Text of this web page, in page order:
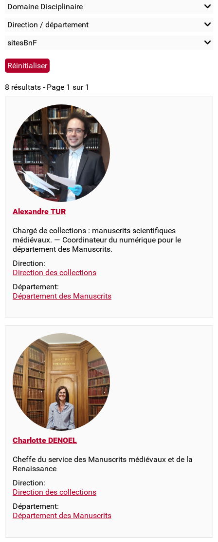
Domaine Disciplinaire
Direction / département
sitesBnF
8 résultats - Page 1 sur 1
Alexandre TUR
Chargé de collections : manuscrits scientifiques
médiévaux. — Coordinateur du numérique pour le
département des Manuscrits.
Direction:
Direction des collections
Département:
Département des Manuscrits
Charlotte DENOEL
Cheffe du service des Manuscrits médiévaux et de la
Renaissance
Direction:
Direction des collections
Département:
Département des Manuscrits